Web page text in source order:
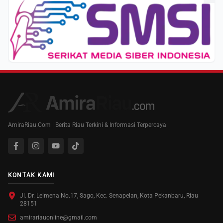
AmiraRiau.Com | Berita Riau Terkini & Informasi Terpercaya
KONTAK KAMI
Jl. Dr. Leimena No.17, Sago, Kec. Senapelan, Kota Pekanbaru, Riau
28151
amirariauonline@gmail.com